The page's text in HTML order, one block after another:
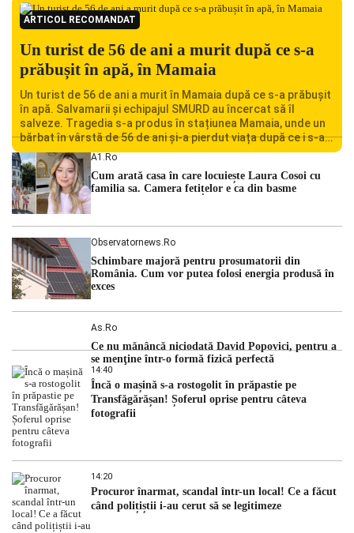
ARTICOL RECOMANDAT
Un turist de 56 de ani a murit după ce s-a
prăbușit în apă, în Mamaia
Un turist de 56 de ani a murit în Mamaia după ce s-a prăbușit
în apă. Salvamarii și echipajul SMURD au încercat să îl
salveze. Tragedia s-a produs în stațiunea Mamaia, unde un
bărbat în vârstă de 56 de ani și-a pierdut viața după ce i s-a
făcut rău în timp ce se afla în […]
A1.ro
Cum arată casa în care locuiește Laura Cosoi cu
familia sa. Camera fetițelor e ca din basme
Observatornews.ro
Schimbare majoră pentru prosumatorii din
România. Cum vor putea folosi energia produsă în
exces
As.ro
Ce nu mănâncă niciodată David Popovici, pentru a
se menţine într-o formă fizică perfectă
14:40
Încă o mașină s-a rostogolit în prăpastie pe
Transfăgărășan! Șoferul oprise pentru câteva
fotografii
14:20
Procuror înarmat, scandal într-un local! Ce a făcut
când polițiștii i-au cerut să se legitimeze